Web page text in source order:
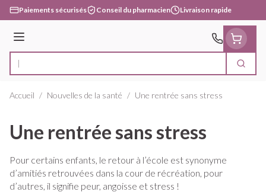
Aller au contenu
Paiements sécurisés Conseil du pharmacien Livraison rapide
Menu
Rechercher
Accueil / Nouvelles de la santé / Une rentrée sans stress
Une rentrée sans stress
Pour certains enfants, le retour à l’école est synonyme
d’amitiés retrouvées dans la cour de récréation, pour
d’autres, il signifie peur, angoisse et stress !